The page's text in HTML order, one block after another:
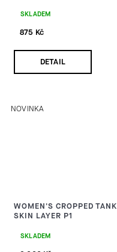
SKLADEM
875 Kč
DETAIL
NOVINKA
WOMEN'S CROPPED TANK
SKIN LAYER P1
SKLADEM